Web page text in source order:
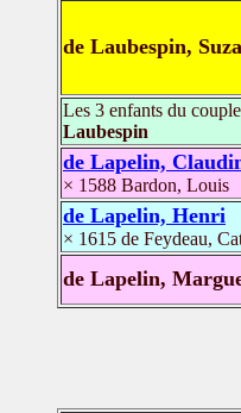
de Laubespin,
Les 3 enfants du couple
Laubespin
de Lapelin,
× 1588 Bardon, Louis
de Lapelin, Henri
× 1615 de Feydeau,
de Lapelin,